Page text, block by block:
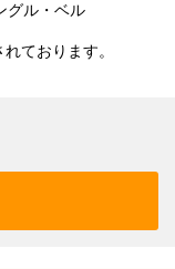
グル・ベル
ております。